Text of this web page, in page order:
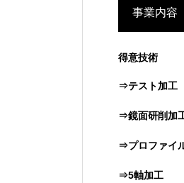
事業内容
得意技術
⇒テスト加工
⇒鏡面研削加
⇒プロファイ
⇒5軸加工